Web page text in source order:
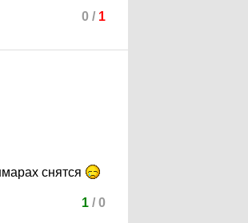
0 / 1
снятся
1/ 0